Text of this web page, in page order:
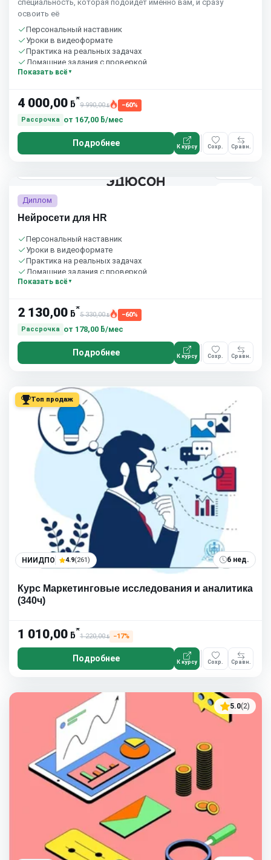
специальность, которая подойдет именно вам, и сразу
освоить её
Персональный наставник
Уроки в видеоформате
Практика на реальных задачах
Домашние задания с проверкой
Бесплатный пробный урок
Показать всё
4 000,00 ƃ*
9 990,00ƃ
−60%
Рассрочка
от 167,00 ƃ/мес
Подробнее К курсу Сохр. Сравн.
Диплом
Нейросети для HR
Персональный наставник
Уроки в видеоформате
Практика на реальных задачах
Домашние задания с проверкой
Бесплатный пробный урок
Показать всё
2 130,00 ƃ*
5 330,00ƃ
−60%
Рассрочка
от 178,00 ƃ/мес
Подробнее К курсу Сохр. Сравн.
Топ продаж
НИИДПО 4.9(261) 6 нед.
Курс Маркетинговые исследования и аналитика
(340ч)
1 010,00 ƃ*
1 220,00ƃ −17%
Подробнее К курсу Сохр. Сравн.
5.0(2)